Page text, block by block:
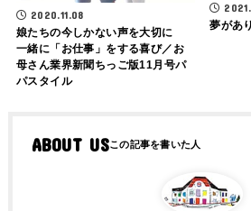
2020.11.08
娘たちの今しかない声を大切に
一緒に「お仕事」をする喜び／お
母さん業界新聞ちっご版11月号パ
パスタイル
夢があ
ABOUT US